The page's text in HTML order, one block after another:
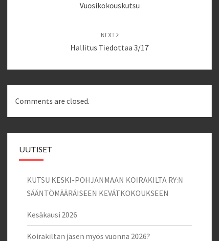
Vuosikokouskutsu
NEXT
Hallitus Tiedottaa 3/17
Comments are closed.
UUTISET
KUTSU KESKI-POHJANMAAN KOIRAKILTA RY:N
SÄÄNTÖMÄÄRÄISEEN KEVÄTKOKOUKSEEN
Kesäkausi 2026
Koirakiltan jäsen myös vuonna 2026?